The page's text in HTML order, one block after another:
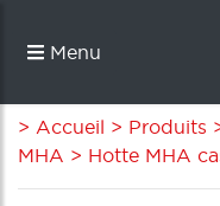
Menu
> Accueil > Produits
MHA > Hotte MHA